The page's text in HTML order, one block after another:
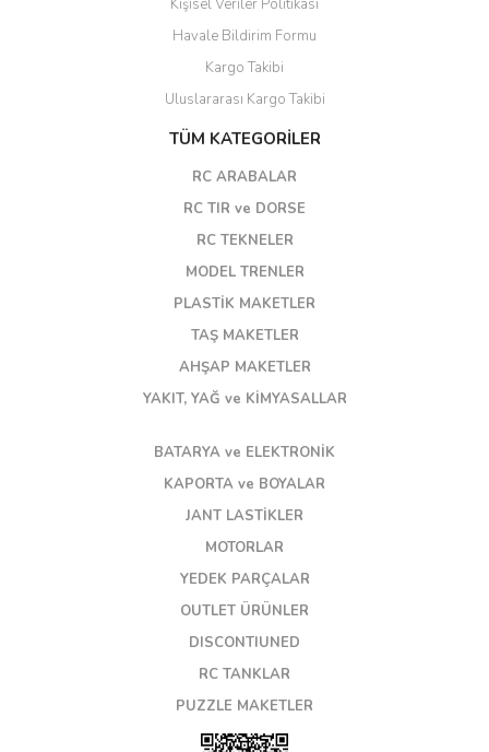
Kişisel Veriler Politikası
Havale Bildirim Formu
Kargo Takibi
Uluslararası Kargo Takibi
TÜM KATEGORİLER
RC ARABALAR
RC TIR ve DORSE
RC TEKNELER
MODEL TRENLER
PLASTİK MAKETLER
TAŞ MAKETLER
AHŞAP MAKETLER
YAKIT, YAĞ ve KİMYASALLAR
BATARYA ve ELEKTRONİK
KAPORTA ve BOYALAR
JANT LASTİKLER
MOTORLAR
YEDEK PARÇALAR
OUTLET ÜRÜNLER
DISCONTIUNED
RC TANKLAR
PUZZLE MAKETLER